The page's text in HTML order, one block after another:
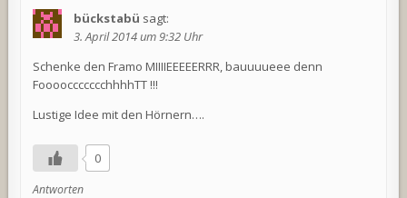
bückstabü sagt:
3. April 2014 um 9:32 Uhr
Schenke den Framo MIIIIEEEEERRR, bauuuueee denn
FooooccccccchhhhTT !!!
Lustige Idee mit den Hörnern….
0
Antworten